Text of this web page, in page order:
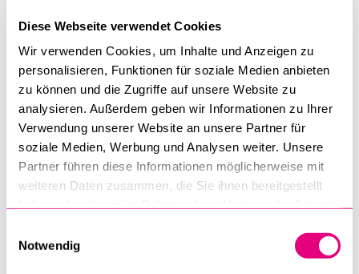
Diese Webseite verwendet Cookies
Wir verwenden Cookies, um Inhalte und Anzeigen zu
personalisieren, Funktionen für soziale Medien anbieten
zu können und die Zugriffe auf unsere Website zu
analysieren. Außerdem geben wir Informationen zu Ihrer
Verwendung unserer Website an unsere Partner für
soziale Medien, Werbung und Analysen weiter. Unsere
Partner führen diese Informationen möglicherweise mit
weiteren Daten zusammen, die Sie ihnen bereitgestellt
Notwendig
pastoraltheologischen Fragestellungen.
Vorliegende Veröffentlichungen und
Vorträge zum Thema
Gässlein, Ann-Katrin (2026): «Ein Blick in den Anfang:
Die Entstehung der Feier der Institutio im Bistum St.
Gallen in den 1970er-Jahren». Schweizerische
Dies. (2026): «Seid ihr bereit, teilzunehmen an der